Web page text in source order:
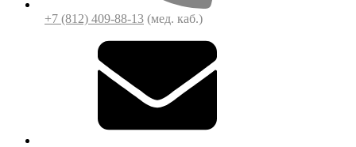
+7 (812) 409-88-13 (мед. каб.)